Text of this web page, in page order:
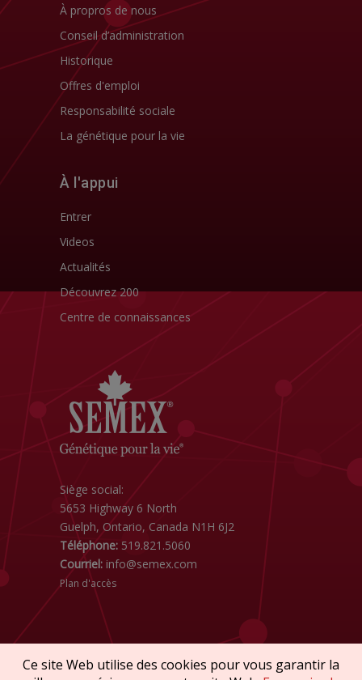
À propros de nous
Conseil d’administration
Historique
Offres d'emploi
Responsabilité sociale
La génétique pour la vie
À l'appui
Entrer
Videos
Actualités
Découvrez 200
Centre de connaissances
Siège social:
5653 Highway 6 North
Guelph, Ontario, Canada N1H 6J2
Téléphone: 519.821.5060
Courriel: info@semex.com
Plan d'accès
Ce site Web utilise des cookies pour vous garantir la